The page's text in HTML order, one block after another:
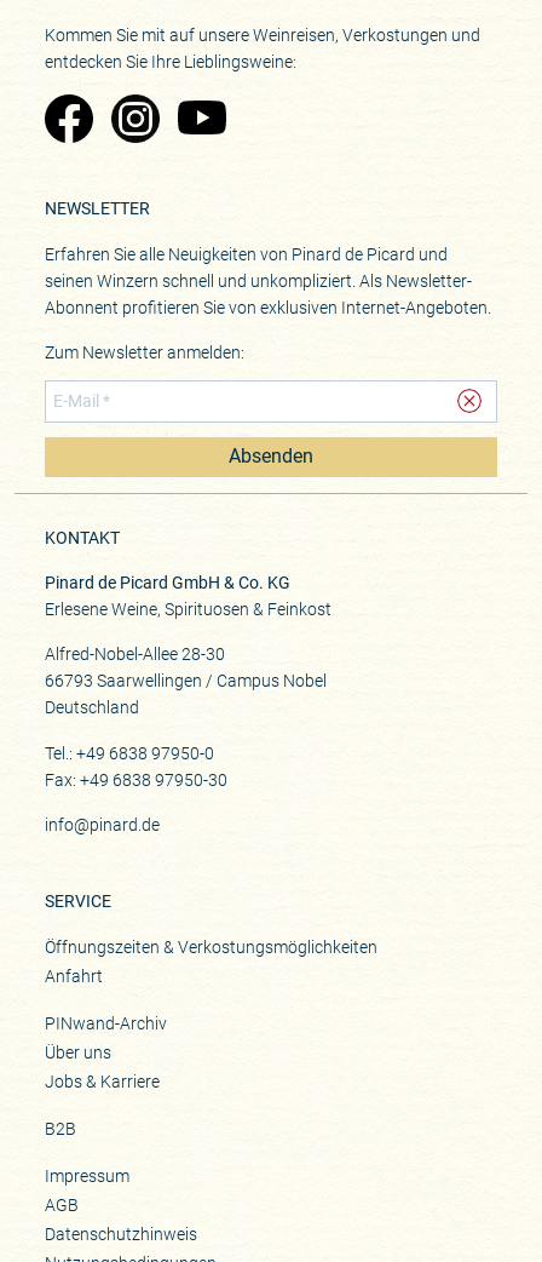
Kommen Sie mit auf unsere Weinreisen, Verkostungen und
entdecken Sie Ihre Lieblingsweine:
Zu Pinard's Facebook-Seite
Zu Pinard's Instagram-Seite
Zu Pinard's YouTube-Seite
NEWSLETTER
Erfahren Sie alle Neuigkeiten von Pinard de Picard und
seinen Winzern schnell und unkompliziert. Als Newsletter-
Abonnent profitieren Sie von exklusiven Internet-Angeboten.
Zum Newsletter anmelden:
Absenden
KONTAKT
Pinard de Picard GmbH & Co. KG
Erlesene Weine, Spirituosen & Feinkost
Alfred-Nobel-Allee 28-30
66793 Saarwellingen / Campus Nobel
Deutschland
Tel.: +49 6838 97950-0
Fax: +49 6838 97950-30
info@pinard.de
SERVICE
Öffnungszeiten & Verkostungsmöglichkeiten
Anfahrt
PINwand-Archiv
Über uns
Jobs & Karriere
B2B
Impressum
AGB
Datenschutzhinweis